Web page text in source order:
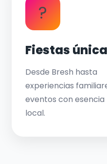
?
Fiestas
Desde Bresh hasta
experiencias
eventos con esencia
local.